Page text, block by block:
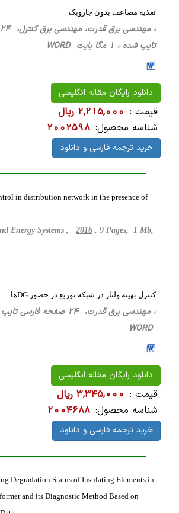
تغذیه مضاعف بدون جاروبک
تایپ شده ، 1 مگا بایت WORD
دانلود رایگان مقاله انگلیسی
قیمت : 2,215,000 ریال
شناسه محصول: 2002598
خرید ترجمه فارسی و دانلود
in distribution network in the presence of
Energy Systems , 2016 , 9 Pages, 1 Mb,
کنترل بهینه ولتاژ در شبکه توزیع در حضور DGها
WORD
دانلود رایگان مقاله انگلیسی
قیمت : 3,345,000 ریال
شناسه محصول: 2004688
خرید ترجمه فارسی و دانلود
Degradation Status of Insulating Elements in
and its Diagnostic Method Based on